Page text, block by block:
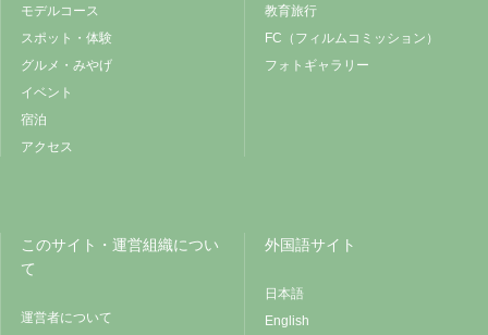
モデルコース
スポット・体験
グルメ・みやげ
イベント
宿泊
アクセス
教育旅行
FC（フィルムコミッション）
フォトギャラリー
このサイト・運営組織につい
て
運営者について
外国語サイト
日本語
English